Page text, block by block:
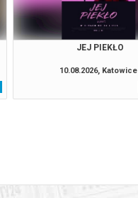
JEJ PIEKŁO
10.08.2026, Katowice